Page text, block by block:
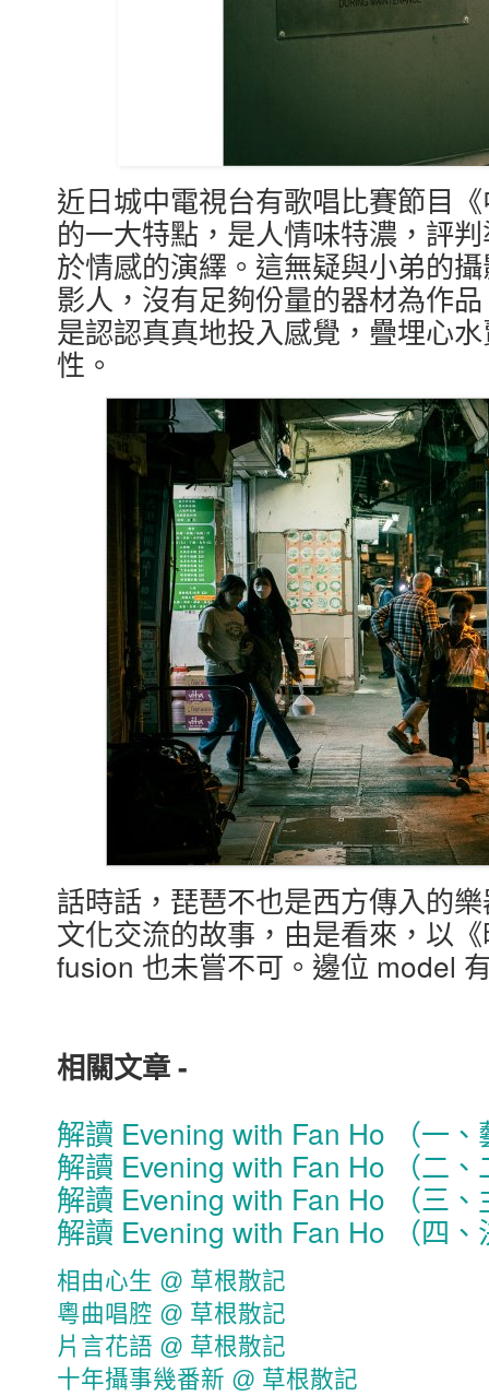
近日城中電視台有歌唱比賽節目
的一大特點，是人情味特濃，評
於情感的演繹。這無疑與小弟的
影人，沒有足夠份量的器材為作
是認認真真地投入感覺，疊埋心
性。
話時話，琵琶不也是西方傳入的
文化交流的故事，由是看來，以
fusion 也未嘗不可。邊位 model
相關文章 -
解讀 Evening with Fan Ho （一、
解讀 Evening with Fan Ho （二、
解讀 Evening with Fan Ho （三、
解讀 Evening with Fan Ho （四、
相由心生 @ 草根散記
粵曲唱腔 @ 草根散記
片言花語 @ 草根散記
十年攝事幾番新 @ 草根散記